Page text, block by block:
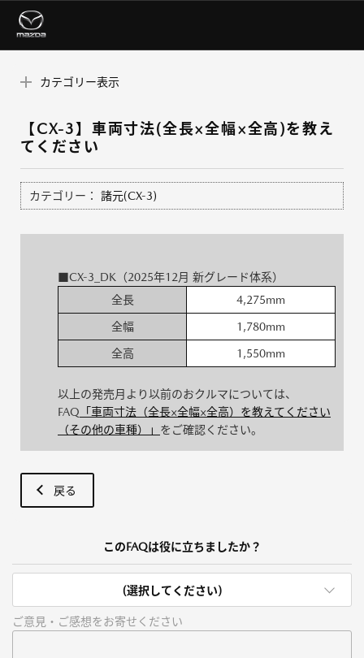
カテゴリー表示
【CX-3】車両寸法(全長×全幅×全高)を教え
てください
カテゴリー： 諸元(CX-3)
■CX-3_DK（2025年12月 新グレード体系）
全長
4,275mm
全幅 1,780mm
全高 1,550mm
以上の発売月より以前のおクルマについては、
FAQ 「車両寸法（全長×全幅×全高）を教えてください
（その他の車種）」 をご確認ください。
戻る
このFAQは役に立ちましたか？
(選択してください)
ご意見・ご感想をお寄せください